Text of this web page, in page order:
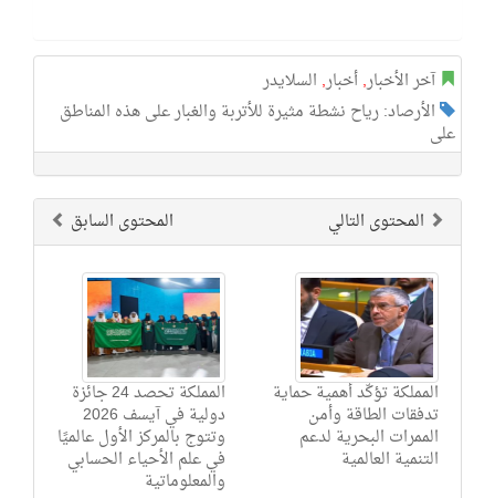
آخر الأخبار,أخبار, السلايدر
الأرصاد: رياح نشطة مثيرة للأتربة والغبار على هذه المناطق
على
المحتوى السابق المحتوى التالي
المملكة تحصد 24 جائزة
دولية في آيسف 2026
وتتوج بالمركز الأول عالميًا
في علم الأحياء الحسابي
والمعلوماتية
المملكة تؤكّد أهمية حماية
تدفقات الطاقة وأمن
الممرات البحرية لدعم
التنمية العالمية